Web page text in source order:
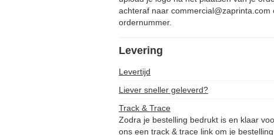
achteraf naar
ordernummer.
Levering
Levertijd
Liever sneller geleverd?
Track & Trace
Zodra je bestelling bedrukt is en klaar
ons een track & trace link om je bestelling